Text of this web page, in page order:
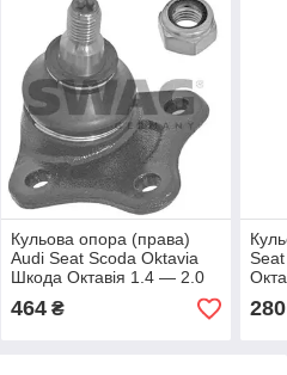
Кульова опора (права)
Audi Seat Scoda Oktavia
Шкода Октавія 1.4 — 2.0
SWAG (сваг)
464₴ 280